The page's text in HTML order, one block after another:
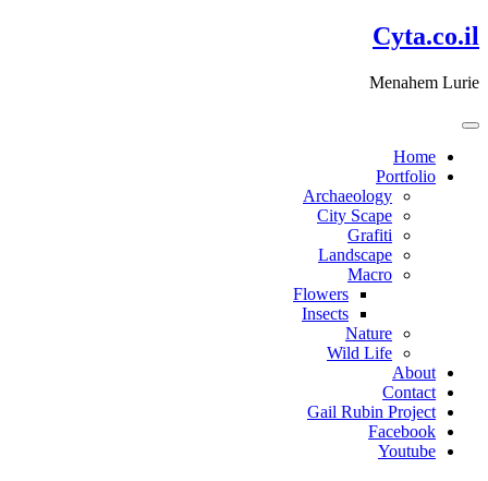
דלג
לתוכן
Cyta.co.il
Menahem Lurie
Home
Portfolio
Archaeology
City Scape
Grafiti
Landscape
Macro
Flowers
Insects
Nature
Wild Life
About
Contact
Gail Rubin Project
Facebook
Youtube